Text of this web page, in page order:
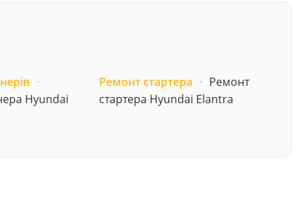
·
Hyundai
Ремонт стартера · Ремонт
стартера Hyundai Elantra